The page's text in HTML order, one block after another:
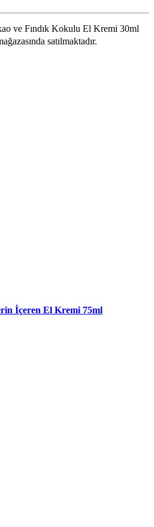
ve Fındık Kokulu El Kremi 30ml
satılmaktadır.
İçeren El Kremi 75ml